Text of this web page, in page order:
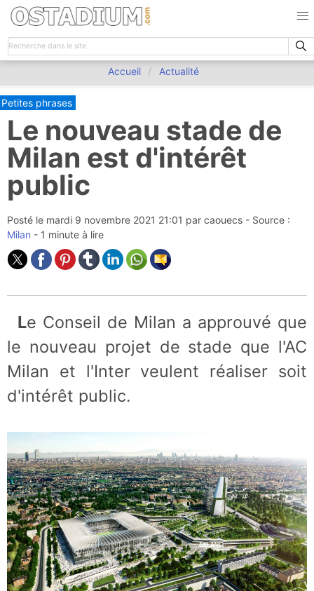
Accueil Actualité
Petites phrases
Le nouveau stade de
Milan est d'intérêt
public
Posté le mardi 9 novembre 2021 21:01 par caouecs - Source :
Milan - 1 minute à lire
Le Conseil de Milan a approuvé que
le nouveau projet de stade que l'AC
Milan et l'Inter veulent réaliser soit
d'intérêt public.